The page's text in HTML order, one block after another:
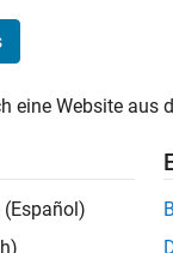
This
the
eine Website aus
(Español)